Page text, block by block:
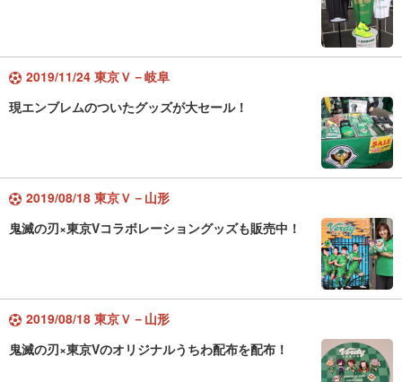
2019/11/24 東京Ｖ－岐阜
現エンブレムのついたグッズが大セール！
2019/08/18 東京Ｖ－山形
鬼滅の刃×東京Vコラボレーショングッズも販売中！
2019/08/18 東京Ｖ－山形
鬼滅の刃×東京Vのオリジナルうちわ配布を配布！